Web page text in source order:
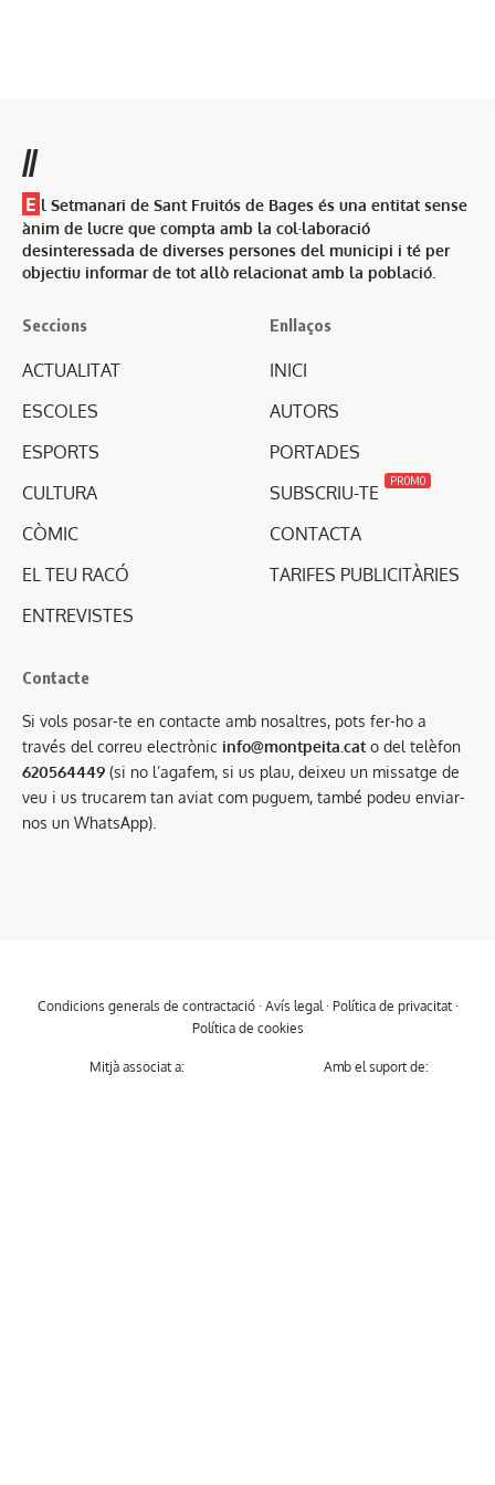
//
E l Setmanari de Sant Fruitós de Bages és una entitat sense
ànim de lucre que compta amb la col·laboració
desinteressada de diverses persones del municipi i té per
objectiu informar de tot allò relacionat amb la població.
Seccions
ACTUALITAT
ESCOLES
ESPORTS
CULTURA
CÒMIC
EL TEU RACÓ
ENTREVISTES
Enllaços
INICI
AUTORS
PORTADES
SUBSCRIU-TE
PROMO
CONTACTA
TARIFES PUBLICITÀRIES
Contacte
Si vols posar-te en contacte amb nosaltres, pots fer-ho a
través del correu electrònic info@montpeita.cat o del telèfon
620564449 (si no l’agafem, si us plau, deixeu un missatge de
veu i us trucarem tan aviat com puguem, també podeu enviar-
nos un WhatsApp).
Condicions generals de contractació· Avís legal· Política de privacitat·
Política de cookies
Mitjà associat a: Amb el suport de: